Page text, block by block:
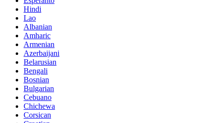
Hindi
Lao
Albanian
Amharic
Armenian
Azerbaijani
Belarusian
Bengali
Bosnian
Bulgarian
Cebuano
Chichewa
Corsican